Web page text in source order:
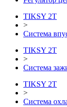
TIKSY 2T
>
Система
TIKSY 2T
>
Система
TIKSY 2T
>
Система